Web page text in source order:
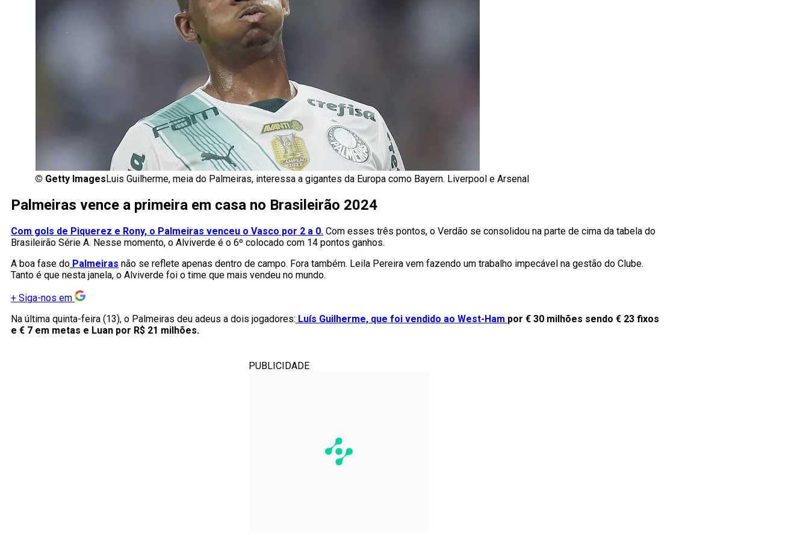
© Getty Images Luis Guilherme, meia do Palmeiras, interessa a gigantes da Europa como Bayern. Liverpool e Arsenal
Palmeiras vence a primeira em casa no Brasileirão 2024
Com gols de Piquerez e Rony, o Palmeiras venceu o Vasco por 2 a 0. Com esses três pontos, o Verdão se consolidou na parte de cima da tabela do
Brasileirão Série A. Nesse momento, o Alviverde é o 6º colocado com 14 pontos ganhos.
A boa fase do Palmeiras não se reflete apenas dentro de campo. Fora também. Leila Pereira vem fazendo um trabalho impecável na gestão do Clube.
Tanto é que nesta janela, o Alviverde foi o time que mais vendeu no mundo.
+ Siga-nos em
Na última quinta-feira (13), o Palmeiras deu adeus a dois jogadores: Luís Guilherme, que foi vendido ao West-Ham por € 30 milhões sendo € 23 fixos
e € 7 em metas e Luan por R$ 21 milhões.
PUBLICIDADE